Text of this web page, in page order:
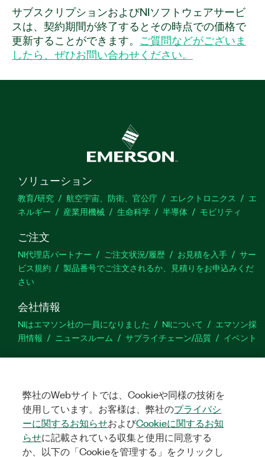
フェースなどの計測システムにおける構成、プロ
グラミング、およびトラブルシューティングを行
うための標準規格です。NI-VISAには、アプリケー
ション作成に役立つユーティリティ、低レベル制
サブスクリプションおよびNIソフトウェアサービ
スは、契約期間が終了するとその時点での価格で
更新することができます。 ご質問などがございま
したら、ぜひお問い合わせください。
ソリューション
教育/研究 航空宇宙、防衛、官公庁 エレクトロニクス
エ
ネルギー
産業用機械 生命科学 半導体 モビリティ
ご注文
NI代理店パートナー ご注文状況/履歴 お見積を入手
サー
ビス規約
製品番号でご注文されるか、見積りをお申込みくだ
さい
会社情報
NIはエマソン社の一員になりました NIについて
エマソン採
用情報
ニュースルーム サプライチェーン/品質 イベント
サポート
ム
製品のアクティブ化 サポートリクエスト
サイトに関
するご意見
Twitter
弊社のWebサイトでは、Cookieや同様の技術を
使用しています。お客様は、弊社のプライバシ
ーに関するお知らせおよびCookieに関するお知
らせに記載されている収集と使用に同意する
か、以下の「Cookieを管理する」をクリックし